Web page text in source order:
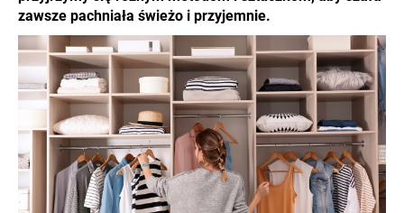
zawsze pachniała świeżo i przyjemnie.
s
z
?
SZUKAJ